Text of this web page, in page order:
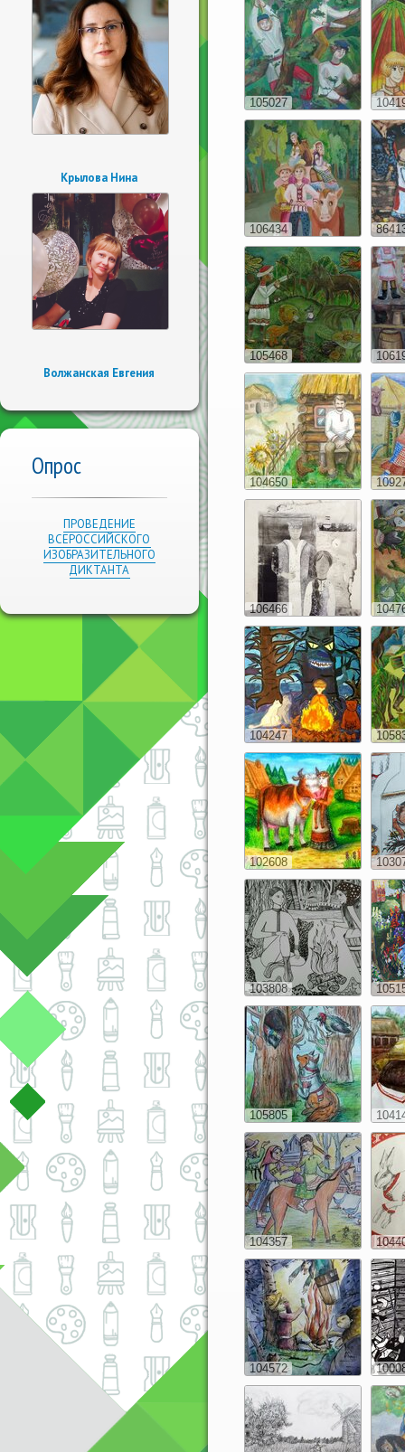
Крылова Нина
Волжанская Евгения
Опрос
ПРОВЕДЕНИЕ
ВСЕРОССИЙСКОГО
ИЗОБРАЗИТЕЛЬНОГО
ДИКТАНТА
105027
106434
105468
104650
106466
104247
102608
103808
105805
104357
104572